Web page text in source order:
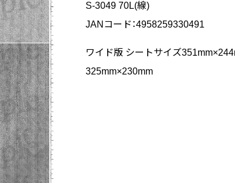
S-3049 70L(線)
JANコード：4958259330491
ワイド版 シートサイズ
325mm×230mm